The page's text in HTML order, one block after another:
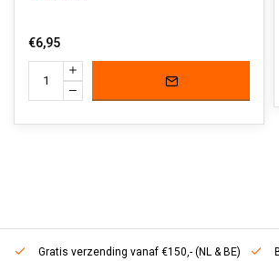
€6,95
Gratis verzending vanaf €150,- (NL & BE)